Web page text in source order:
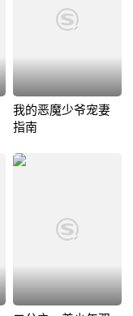
我的恶魔少爷宠妻
指南